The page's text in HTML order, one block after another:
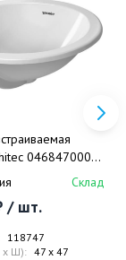
0468470000
Склад
/ шт.
118747
x Ш): 47 x 47